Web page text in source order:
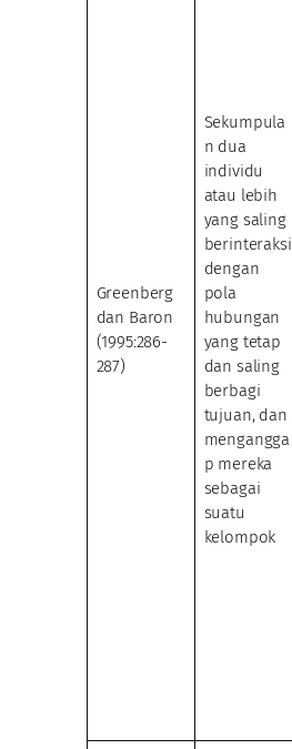
Greenberg
dan Baron
(1995:286-
287)
Sekumpula
n dua
individu
atau lebih
yang saling
berinteraksi
dengan
pola
hubungan
yang tetap
dan saling
berbagi
tujuan, dan
mengangga
p mereka
sebagai
suatu
kelompok